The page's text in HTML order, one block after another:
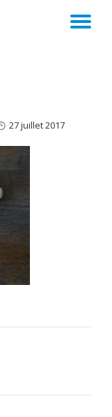
27 juillet 2017